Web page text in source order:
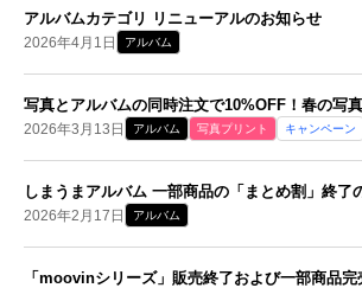
アルバムカテゴリ リニューアルのお知らせ
2026年4月1日 アルバム
写真とアルバムの同時注文で10%OFF！春の写
2026年3月13日 アルバム 写真プリント キャンペーン
しまうまアルバム 一部商品の「まとめ割」終了
2026年2月17日 アルバム
「moovinシリーズ」販売終了および一部商品